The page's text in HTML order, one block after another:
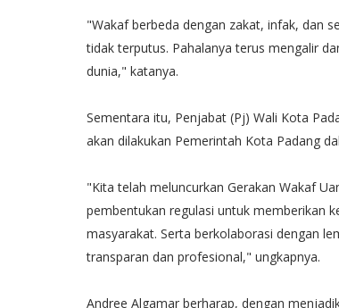
"Wakaf berbeda dengan zakat, infak, dan
tidak terputus. Pahalanya terus mengalir
dunia," katanya.
Sementara itu, Penjabat (Pj) Wali Kota
akan dilakukan Pemerintah Kota Padang
"Kita telah meluncurkan Gerakan Wakaf
pembentukan regulasi untuk memberikan
masyarakat. Serta berkolaborasi dengan
transparan dan profesional," ungkapnya.
Andree Algamar berharap, dengan